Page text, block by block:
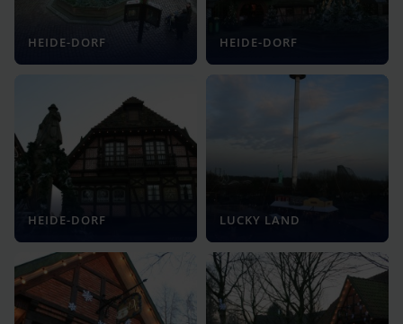
HEIDE-DORF HEIDE-DORF
HEIDE-DORF LUCKY LAND